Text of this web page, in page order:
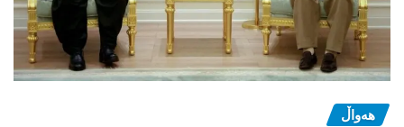
هەواڵ